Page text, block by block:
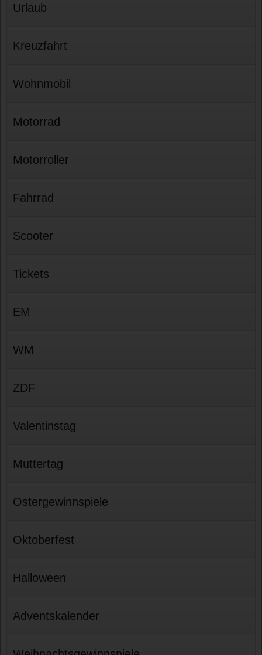
Urlaub
Kreuzfahrt
Wohnmobil
Motorrad
Motorroller
Fahrrad
Scooter
Tickets
EM
WM
ZDF
Valentinstag
Muttertag
Ostergewinnspiele
Oktoberfest
Halloween
Adventskalender